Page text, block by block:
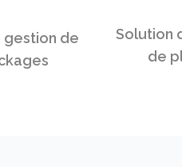
gestion de
Solution
de